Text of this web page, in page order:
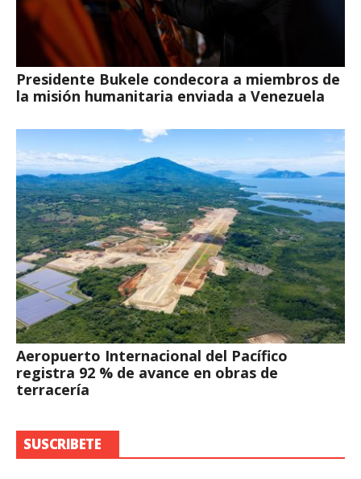
Presidente Bukele condecora a miembros de
la misión humanitaria enviada a Venezuela
Aeropuerto Internacional del Pacífico
registra 92 % de avance en obras de
terracería
SUSCRIBETE